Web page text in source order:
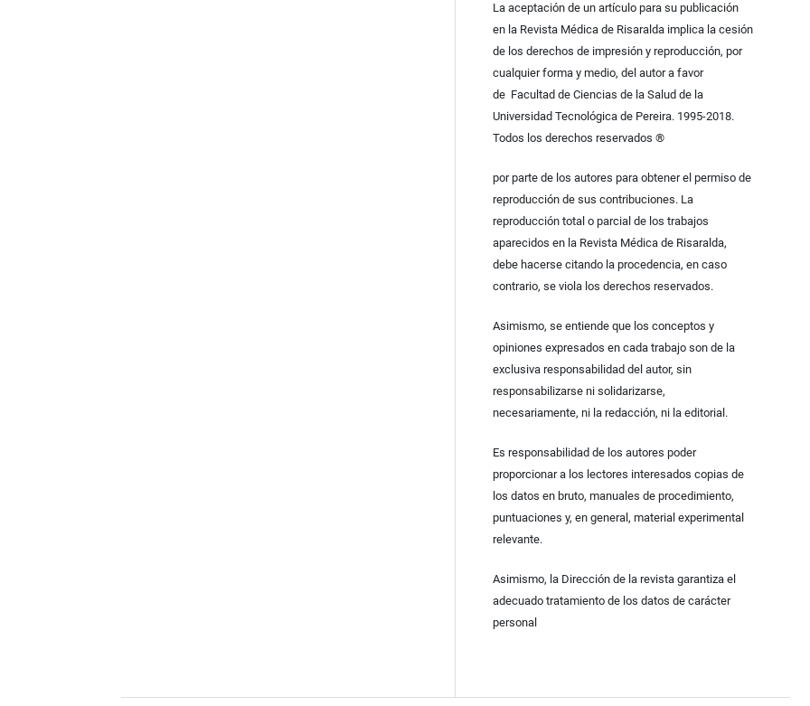
La aceptación de un artículo para su publicación
en la Revista Médica de Risaralda implica la cesión
de los derechos de impresión y reproducción, por
cualquier forma y medio, del autor a favor
de Facultad de Ciencias de la Salud de la
Universidad Tecnológica de Pereira. 1995-2018.
Todos los derechos reservados ®
por parte de los autores para obtener el permiso de
reproducción de sus contribuciones. La
reproducción total o parcial de los trabajos
aparecidos en la Revista Médica de Risaralda,
debe hacerse citando la procedencia, en caso
contrario, se viola los derechos reservados.
Asimismo, se entiende que los conceptos y
opiniones expresados en cada trabajo son de la
exclusiva responsabilidad del autor, sin
responsabilizarse ni solidarizarse,
necesariamente, ni la redacción, ni la editorial.
Es responsabilidad de los autores poder
proporcionar a los lectores interesados copias de
los datos en bruto, manuales de procedimiento,
puntuaciones y, en general, material experimental
relevante.
Asimismo, la Dirección de la revista garantiza el
adecuado tratamiento de los datos de carácter
personal